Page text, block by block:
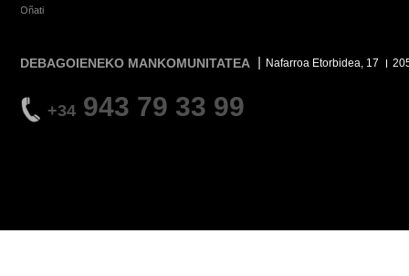
Oñati
DEBAGOIENEKO MANKOMUNITATEA Nafarroa Etorbidea, 17
+34 943 79 33 99